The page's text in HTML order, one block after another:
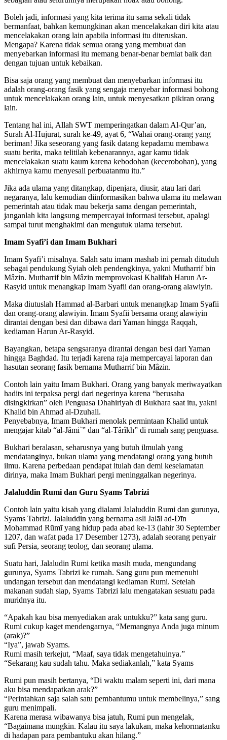
Boleh jadi, informasi yang kita terima itu sama sekali tidak
bermanfaat, bahkan kemungkinan akan mencelakakan diri kita atau
mencelakakan orang lain apabila informasi itu diteruskan.
Mengapa? Karena tidak semua orang yang membuat dan
menyebarkan informasi itu memang benar-benar berniat baik dan
dengan tujuan untuk kebaikan.
Bisa saja orang yang membuat dan menyebarkan informasi itu
adalah orang-orang fasik yang sengaja menyebar informasi bohong
untuk mencelakakan orang lain, untuk menyesatkan pikiran orang
lain.
Tentang hal ini, Allah SWT memperingatkan dalam Al-Qur’an,
Surah Al-Hujurat, surah ke-49, ayat 6, “Wahai orang-orang yang
beriman! Jika seseorang yang fasik datang kepadamu membawa
suatu berita, maka telitilah kebenarannya, agar kamu tidak
mencelakakan suatu kaum karena kebodohan (kecerobohan), yang
akhirnya kamu menyesali perbuatanmu itu.”
Jika ada ulama yang ditangkap, dipenjara, diusir, atau lari dari
negaranya, lalu kemudian diinformasikan bahwa ulama itu melawan
pemerintah atau tidak mau bekerja sama dengan pemerintah,
janganlah kita langsung mempercayai informasi tersebut, apalagi
sampai turut menghakimi dan mengutuk ulama tersebut.
Imam Syafi’i dan Imam Bukhari
Imam Syafi’i misalnya. Salah satu imam mashab ini pernah dituduh
sebagai pendukung Syiah oleh pendengkinya, yakni Mutharrif bin
Mâzin. Mutharrif bin Mâzin memprovokasi Khalifah Harun Ar-
Rasyid untuk menangkap Imam Syafii dan orang-orang alawiyin.
Maka diutuslah Hammad al-Barbari untuk menangkap Imam Syafii
dan orang-orang alawiyin. Imam Syafii bersama orang alawiyin
dirantai dengan besi dan dibawa dari Yaman hingga Raqqah,
kediaman Harun Ar-Rasyid.
Bayangkan, betapa sengsaranya dirantai dengan besi dari Yaman
hingga Baghdad. Itu terjadi karena raja mempercayai laporan dan
hasutan seorang fasik bernama Mutharrif bin Mâzin.
Contoh lain yaitu Imam Bukhari. Orang yang banyak meriwayatkan
hadits ini terpaksa pergi dari negerinya karena “berusaha
disingkirkan” oleh Penguasa Dhahiriyah di Bukhara saat itu, yakni
Khalid bin Ahmad al-Dzuhali.
Penyebabnya, Imam Bukhari menolak permintaan Khalid untuk
mengajar kitab “al-Jâmi`” dan “al-Târîkh” di rumah sang penguasa.
Bukhari beralasan, seharusnya yang butuh ilmulah yang
mendatanginya, bukan ulama yang mendatangi orang yang butuh
ilmu. Karena perbedaan pendapat itulah dan demi keselamatan
dirinya, maka Imam Bukhari pergi meninggalkan negerinya.
Jalaluddin Rumi dan Guru Syams Tabrizi
Contoh lain yaitu kisah yang dialami Jalaluddin Rumi dan gurunya,
Syams Tabrizi. Jalaluddin yang bernama asli Jalāl ad-Dīn
Mohammad Rūmī yang hidup pada abad ke-13 (lahir 30 September
1207, dan wafat pada 17 Desember 1273), adalah seorang penyair
sufi Persia, seorang teolog, dan seorang ulama.
Suatu hari, Jalaludin Rumi ketika masih muda, mengundang
gurunya, Syams Tabrizi ke rumah. Sang guru pun memenuhi
undangan tersebut dan mendatangi kediaman Rumi. Setelah
makanan sudah siap, Syams Tabrizi lalu mengatakan sesuatu pada
muridnya itu.
“Apakah kau bisa menyediakan arak untukku?” kata sang guru.
Rumi cukup kaget mendengarnya, “Memangnya Anda juga minum
(arak)?”
“Iya”, jawab Syams.
Rumi masih terkejut, “Maaf, saya tidak mengetahuinya.”
“Sekarang kau sudah tahu. Maka sediakanlah,” kata Syams
Rumi pun masih bertanya, “Di waktu malam seperti ini, dari mana
aku bisa mendapatkan arak?”
“Perintahkan saja salah satu pembantumu untuk membelinya,” sang
guru menimpali.
Karena merasa wibawanya bisa jatuh, Rumi pun mengelak,
“Bagaimana mungkin. Kalau itu saya lakukan, maka kehormatanku
di hadapan para pembantuku akan hilang.”